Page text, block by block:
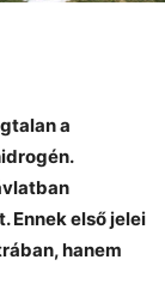
a
Ennek első jelei
hanem